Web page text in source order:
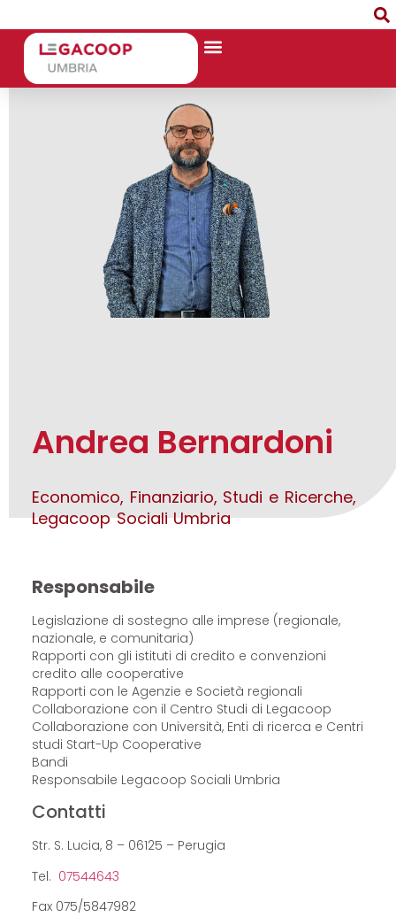
Andrea Bernardoni
Economico, Finanziario, Studi e Ricerche,
Legacoop Sociali Umbria
Responsabile
Legislazione di sostegno alle imprese (regionale,
nazionale, e comunitaria)
Rapporti con gli istituti di credito e convenzioni
credito alle cooperative
Rapporti con le Agenzie e Società regionali
Collaborazione con il Centro Studi di Legacoop
Collaborazione con Università, Enti di ricerca e Centri
studi Start-Up Cooperative
Bandi
Responsabile Legacoop Sociali Umbria
Contatti
Str. S. Lucia, 8 – 06125 – Perugia
Tel. 07544643
Fax 075/5847982